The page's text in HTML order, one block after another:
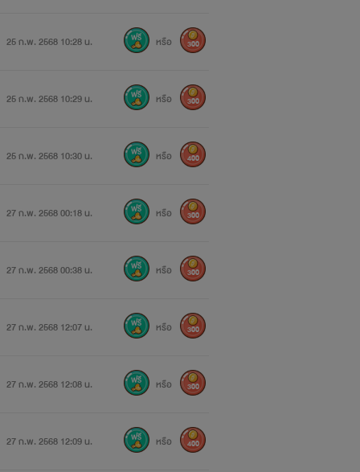
25 ก.พ. 2568 10:28 น. หรือ 300
25 ก.พ. 2568 10:29 น. หรือ 300
25 ก.พ. 2568 10:30 น. หรือ 400
27 ก.พ. 2568 00:18 น. หรือ 300
27 ก.พ. 2568 00:38 น. หรือ 300
27 ก.พ. 2568 12:07 น. หรือ 300
27 ก.พ. 2568 12:08 น. หรือ 300
27 ก.พ. 2568 12:09 น. หรือ 400